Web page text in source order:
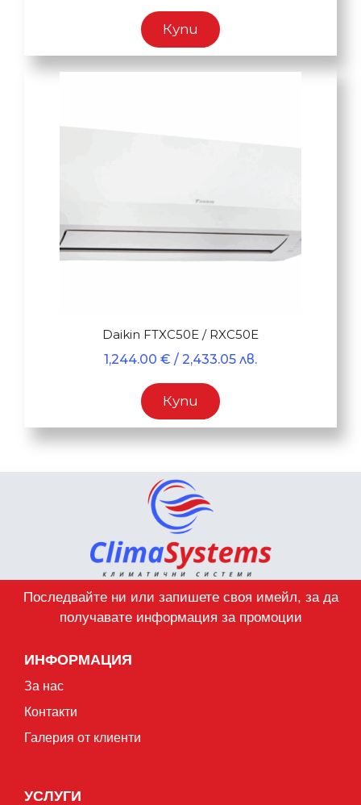
Купи
Daikin FTXC50E / RXC50E
1,244.00 € / 2,433.05 лв.
Купи
Последвайте ни или запишете своя имейл, за да
получавате информация за промоции
ИНФОРМАЦИЯ
За нас
Контакти
Галерия от клиенти
УСЛУГИ